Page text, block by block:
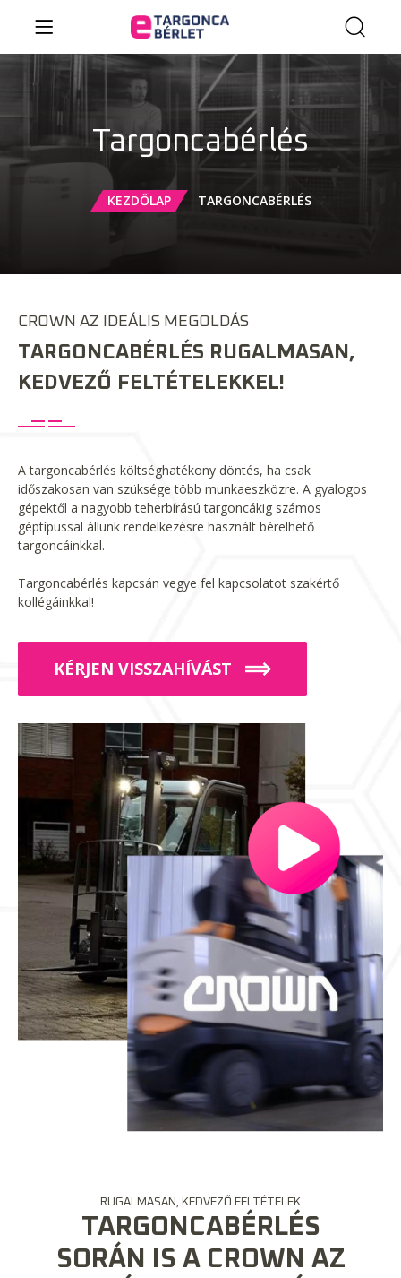
Targoncabérlés
KEZDŐLAP TARGONCABÉRLÉS
CROWN AZ IDEÁLIS MEGOLDÁS
TARGONCABÉRLÉS RUGALMASAN,
KEDVEZŐ FELTÉTELEKKEL!
A targoncabérlés költséghatékony döntés, ha csak
időszakosan van szüksége több munkaeszközre. A gyalogos
gépektől a nagyobb teherbírású targoncákig számos
géptípussal állunk rendelkezésre használt bérelhető
targoncáinkkal.
Targoncabérlés kapcsán vegye fel kapcsolatot szakértő
kollégáinkkal!
KÉRJEN VISSZAHÍVÁST
RUGALMASAN, KEDVEZŐ FELTÉTELEK
TARGONCABÉRLÉS
SORÁN IS A CROWN AZ